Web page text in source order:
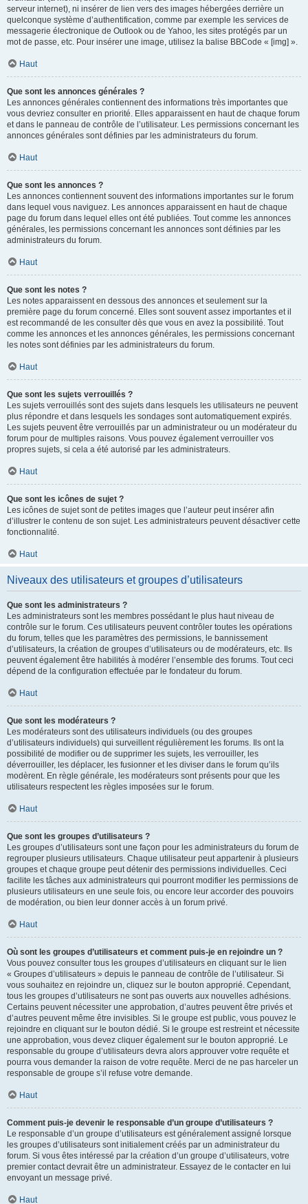
serveur internet), ni insérer de lien vers des images hébergées derrière un
quelconque système d’authentification, comme par exemple les services de
messagerie électronique de Outlook ou de Yahoo, les sites protégés par un
mot de passe, etc. Pour insérer une image, utilisez la balise BBCode « [img] ».
Haut
Que sont les annonces générales ?
Les annonces générales contiennent des informations très importantes que
vous devriez consulter en priorité. Elles apparaissent en haut de chaque forum
et dans le panneau de contrôle de l’utilisateur. Les permissions concernant les
annonces générales sont définies par les administrateurs du forum.
Haut
Que sont les annonces ?
Les annonces contiennent souvent des informations importantes sur le forum
dans lequel vous naviguez. Les annonces apparaissent en haut de chaque
page du forum dans lequel elles ont été publiées. Tout comme les annonces
générales, les permissions concernant les annonces sont définies par les
administrateurs du forum.
Haut
Que sont les notes ?
Les notes apparaissent en dessous des annonces et seulement sur la
première page du forum concerné. Elles sont souvent assez importantes et il
est recommandé de les consulter dès que vous en avez la possibilité. Tout
comme les annonces et les annonces générales, les permissions concernant
les notes sont définies par les administrateurs du forum.
Haut
Que sont les sujets verrouillés ?
Les sujets verrouillés sont des sujets dans lesquels les utilisateurs ne peuvent
plus répondre et dans lesquels les sondages sont automatiquement expirés.
Les sujets peuvent être verrouillés par un administrateur ou un modérateur du
forum pour de multiples raisons. Vous pouvez également verrouiller vos
propres sujets, si cela a été autorisé par les administrateurs.
Haut
Que sont les icônes de sujet ?
Les icônes de sujet sont de petites images que l’auteur peut insérer afin
d’illustrer le contenu de son sujet. Les administrateurs peuvent désactiver cette
fonctionnalité.
Haut
Niveaux des utilisateurs et groupes d’utilisateurs
Que sont les administrateurs ?
Les administrateurs sont les membres possédant le plus haut niveau de
contrôle sur le forum. Ces utilisateurs peuvent contrôler toutes les opérations
du forum, telles que les paramètres des permissions, le bannissement
d’utilisateurs, la création de groupes d’utilisateurs ou de modérateurs, etc. Ils
peuvent également être habilités à modérer l’ensemble des forums. Tout ceci
dépend de la configuration effectuée par le fondateur du forum.
Haut
Que sont les modérateurs ?
Les modérateurs sont des utilisateurs individuels (ou des groupes
d’utilisateurs individuels) qui surveillent régulièrement les forums. Ils ont la
possibilité de modifier ou de supprimer les sujets, les verrouiller, les
déverrouiller, les déplacer, les fusionner et les diviser dans le forum qu’ils
modèrent. En règle générale, les modérateurs sont présents pour que les
utilisateurs respectent les règles imposées sur le forum.
Haut
Que sont les groupes d’utilisateurs ?
Les groupes d’utilisateurs sont une façon pour les administrateurs du forum de
regrouper plusieurs utilisateurs. Chaque utilisateur peut appartenir à plusieurs
groupes et chaque groupe peut détenir des permissions individuelles. Ceci
facilite les tâches aux administrateurs qui pourront modifier les permissions de
plusieurs utilisateurs en une seule fois, ou encore leur accorder des pouvoirs
de modération, ou bien leur donner accès à un forum privé.
Haut
Où sont les groupes d’utilisateurs et comment puis-je en rejoindre un ?
Vous pouvez consulter tous les groupes d’utilisateurs en cliquant sur le lien
« Groupes d’utilisateurs » depuis le panneau de contrôle de l’utilisateur. Si
vous souhaitez en rejoindre un, cliquez sur le bouton approprié. Cependant,
tous les groupes d’utilisateurs ne sont pas ouverts aux nouvelles adhésions.
Certains peuvent nécessiter une approbation, d’autres peuvent être privés et
d’autres peuvent même être invisibles. Si le groupe est public, vous pouvez le
rejoindre en cliquant sur le bouton dédié. Si le groupe est restreint et nécessite
une approbation, vous devez cliquer également sur le bouton approprié. Le
responsable du groupe d’utilisateurs devra alors approuver votre requête et
pourra vous demander la raison de votre requête. Merci de ne pas harceler un
responsable de groupe s’il refuse votre demande.
Haut
Comment puis-je devenir le responsable d’un groupe d’utilisateurs ?
Le responsable d’un groupe d’utilisateurs est généralement assigné lorsque
les groupes d’utilisateurs sont initialement créés par un administrateur du
forum. Si vous êtes intéressé par la création d’un groupe d’utilisateurs, votre
premier contact devrait être un administrateur. Essayez de le contacter en lui
envoyant un message privé.
Haut